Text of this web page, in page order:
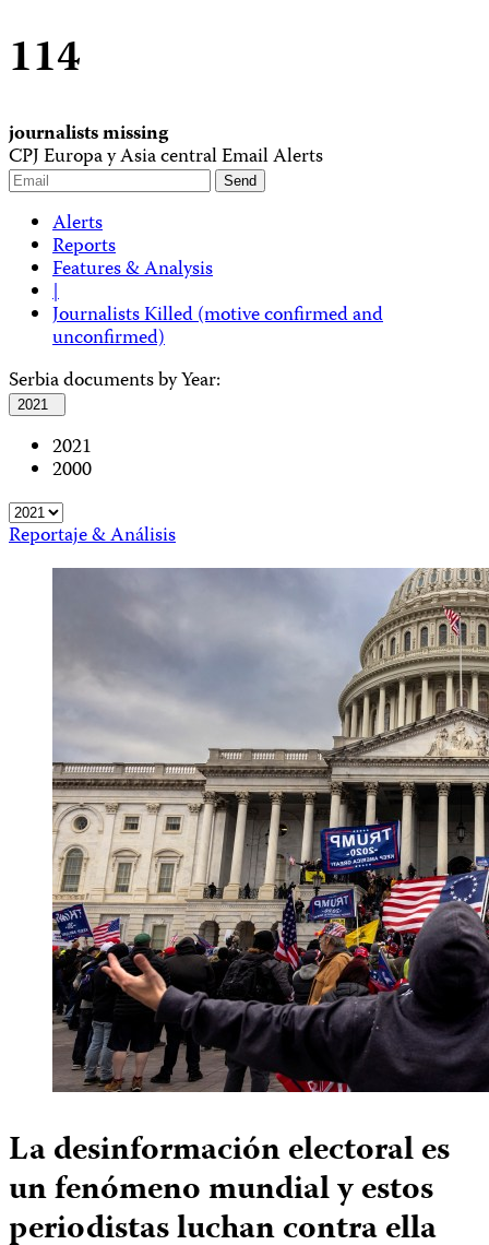
114
journalists missing
CPJ Europa y Asia central Email Alerts
Alerts
Reports
Features & Analysis
|
Journalists Killed (motive confirmed and
unconfirmed)
Serbia documents by Year:
2021
2021
2000
Reportaje & Análisis
La desinformación electoral es
un fenómeno mundial y estos
periodistas luchan contra ella